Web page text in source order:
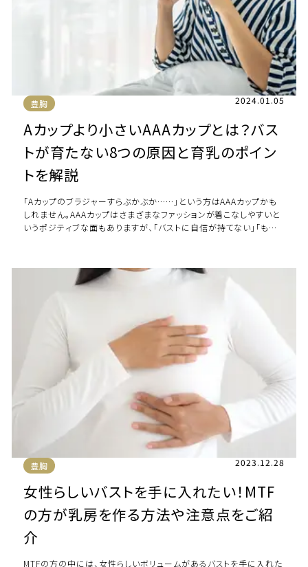
豊胸 2024.01.05
Aカップより小さいAAAカップとは？バス
トが育たない8つの原因と育乳のポイン
トを解説
「Aカップのブラジャーすらぶかぶか……」という方はAAAカップかも
しれません。AAAカップはさまざまなファッションが着こなしやすいと
いうポジティブな面もありますが、「バストに自信が持てない」「もう
豊胸 2023.12.28
女性らしいバストを手に入れたい！MTF
の方が乳房を作る方法や注意点をご紹
介
MTFの方の中には、女性らしいボリュームがあるバストを手に入れた